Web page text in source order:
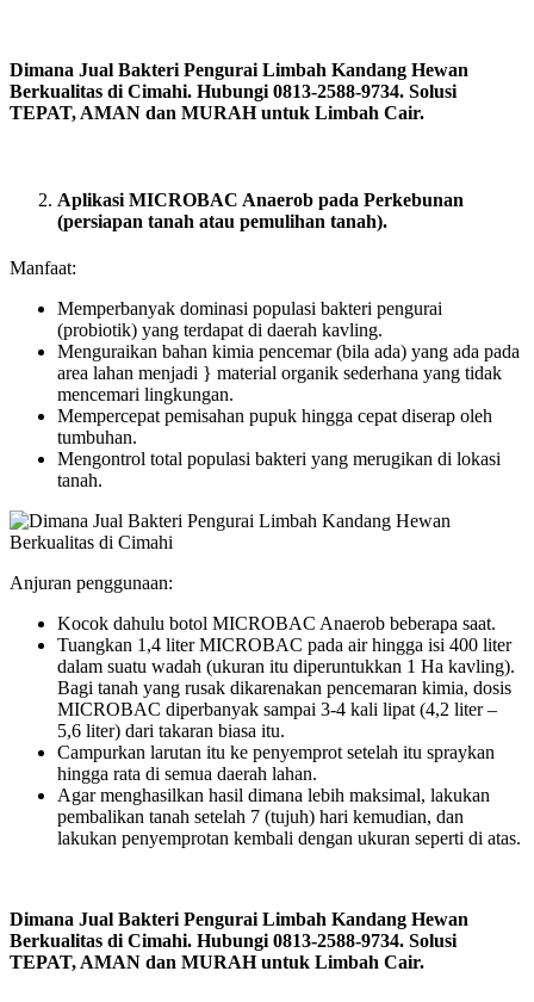
Dimana Jual Bakteri Pengurai Limbah Kandang Hewan
Berkualitas di Cimahi. Hubungi 0813-2588-9734. Solusi
TEPAT, AMAN dan MURAH untuk Limbah Cair.
Aplikasi MICROBAC Anaerob pada Perkebunan
(persiapan tanah atau pemulihan tanah).
Manfaat:
Memperbanyak dominasi populasi bakteri pengurai
(probiotik) yang terdapat di daerah kavling.
Menguraikan bahan kimia pencemar (bila ada) yang ada pada
area lahan menjadi } material organik sederhana yang tidak
mencemari lingkungan.
Mempercepat pemisahan pupuk hingga cepat diserap oleh
tumbuhan.
Mengontrol total populasi bakteri yang merugikan di lokasi
tanah.
Anjuran penggunaan:
Kocok dahulu botol MICROBAC Anaerob beberapa saat.
Tuangkan 1,4 liter MICROBAC pada air hingga isi 400 liter
dalam suatu wadah (ukuran itu diperuntukkan 1 Ha kavling).
Bagi tanah yang rusak dikarenakan pencemaran kimia, dosis
MICROBAC diperbanyak sampai 3-4 kali lipat (4,2 liter –
5,6 liter) dari takaran biasa itu.
Campurkan larutan itu ke penyemprot setelah itu spraykan
hingga rata di semua daerah lahan.
Agar menghasilkan hasil dimana lebih maksimal, lakukan
pembalikan tanah setelah 7 (tujuh) hari kemudian, dan
lakukan penyemprotan kembali dengan ukuran seperti di atas.
Dimana Jual Bakteri Pengurai Limbah Kandang Hewan
Berkualitas di Cimahi. Hubungi 0813-2588-9734. Solusi
TEPAT, AMAN dan MURAH untuk Limbah Cair.